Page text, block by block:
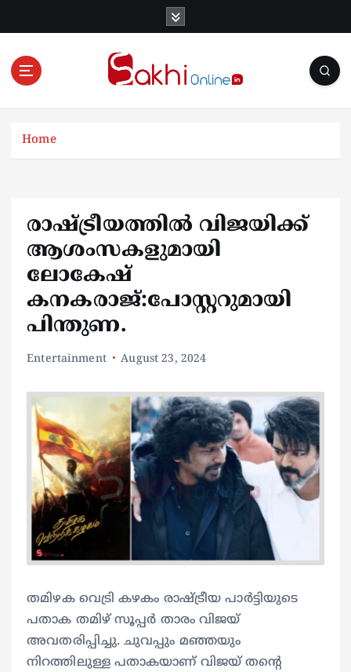
Online News Portal
Home
രാഷ്ട്രീയത്തില്‍ വിജയിക്ക്
ആശംസകളുമായി
ലോകേഷ്
കനകരാജ്:പോസ്റ്ററുമായി
പിന്തുണ.
Entertainment August 23, 2024
തമിഴക വെട്രി കഴകം രാഷ്ട്രീയ പാർട്ടിയുടെ
പതാക തമിഴ് സൂപ്പർ താരം വിജയ്
അവതരിപ്പിച്ചു. ചുവപ്പും മഞ്ഞയും
നിറത്തിലുള്ള പതാകയാണ് വിജയ് തന്റെ